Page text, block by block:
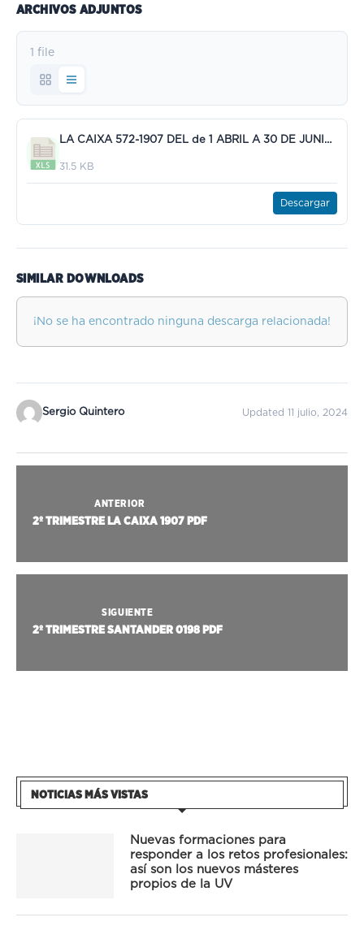
ARCHIVOS ADJUNTOS
1 file
LA CAIXA 572-1907 DEL de 1 ABRIL A 30 DE JUNIO 2024.xls
31.5 KB
Descargar
SIMILAR DOWNLOADS
¡No se ha encontrado ninguna descarga relacionada!
Sergio Quintero Updated 11 julio, 2024
ANTERIOR
2º TRIMESTRE LA CAIXA 1907 PDF
SIGUIENTE
2º TRIMESTRE SANTANDER 0198 PDF
NOTICIAS MÁS VISTAS
Nuevas formaciones para
responder a los retos profesionales:
así son los nuevos másteres
propios de la UV